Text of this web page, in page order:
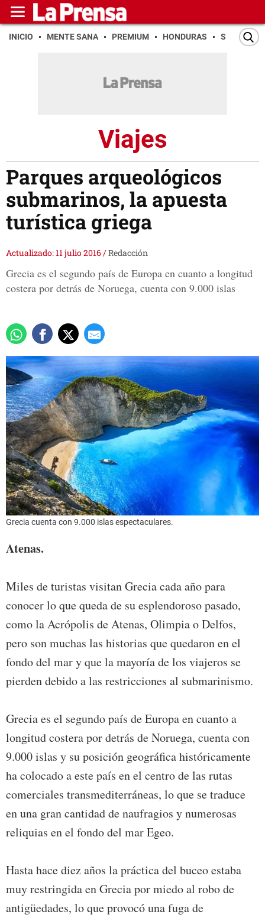
INICIO MENTE SANA PREMIUM HONDURAS SAN PEDRO
Viajes
Parques arqueológicos
submarinos, la apuesta
turística griega
Actualizado: 11 julio 2016/Redacción
Grecia es el segundo país de Europa en cuanto a longitud
costera por detrás de Noruega, cuenta con 9.000 islas
Grecia cuenta con 9.000 islas espectaculares.
Atenas.
Miles de turistas visitan Grecia cada año para
conocer lo que queda de su esplendoroso pasado,
como la Acrópolis de Atenas, Olimpia o Delfos,
pero son muchas las historias que quedaron en el
fondo del mar y que la mayoría de los viajeros se
pierden debido a las restricciones al submarinismo.
Grecia es el segundo país de Europa en cuanto a
longitud costera por detrás de Noruega, cuenta con
9.000 islas y su posición geográfica históricamente
ha colocado a este país en el centro de las rutas
comerciales transmediterráneas, lo que se traduce
en una gran cantidad de naufragios y numerosas
reliquias en el fondo del mar Egeo.
Hasta hace diez años la práctica del buceo estaba
muy restringida en Grecia por miedo al robo de
antigüedades, lo que provocó una fuga de